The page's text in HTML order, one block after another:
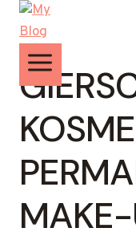
Zum
Inhalt
springen